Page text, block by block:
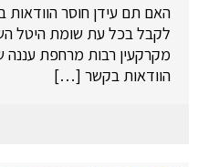
האם תם עידן חוסר הוודאות
לקבל בכל עת שומת היטל
מקרקעין רבות מרחפת עננה
הוודאות בקשר […]